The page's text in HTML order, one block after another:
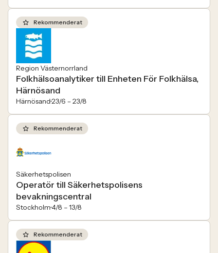
Rekommenderat
Region Västernorrland
Folkhälsoanalytiker till Enheten För Folkhälsa,
Härnösand
Härnösand23/6 – 23/8
Rekommenderat
Säkerhetspolisen
Operatör till Säkerhetspolisens
bevakningscentral
Stockholm4/8 – 13/8
Rekommenderat